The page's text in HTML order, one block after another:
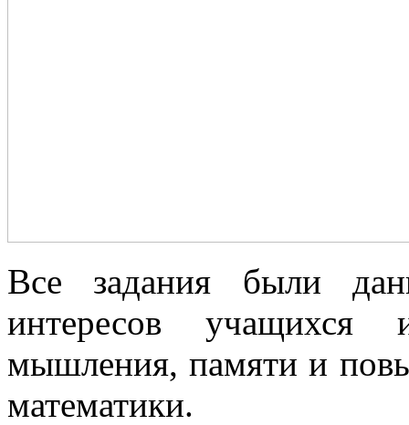
Все задания были
интересов учащихся
мышления, памяти и
математики.